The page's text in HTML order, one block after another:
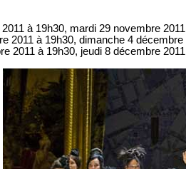
à 19h30, mardi 29 novembre
2011 à 19h30, dimanche 4
2011 à 19h30, jeudi 8 décembre